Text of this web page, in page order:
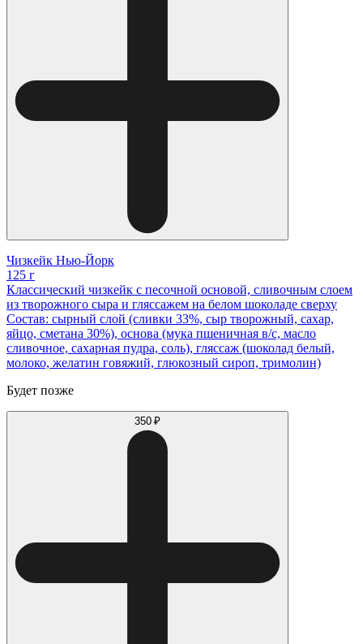
Чизкейк Нью-Йорк
125 г
Классический чизкейк с песочной основой, сливочным слоем
из творожного сыра и гляссажем на белом шоколаде сверху
Состав: сырный слой (сливки 33%, сыр творожный, сахар,
яйцо, сметана 30%), основа (мука пшеничная в/с, масло
сливочное, сахарная пудра, соль), гляссаж (шоколад белый,
молоко, желатин говяжий, глюкозный сироп, тримолин)
Будет позже
350 ₽